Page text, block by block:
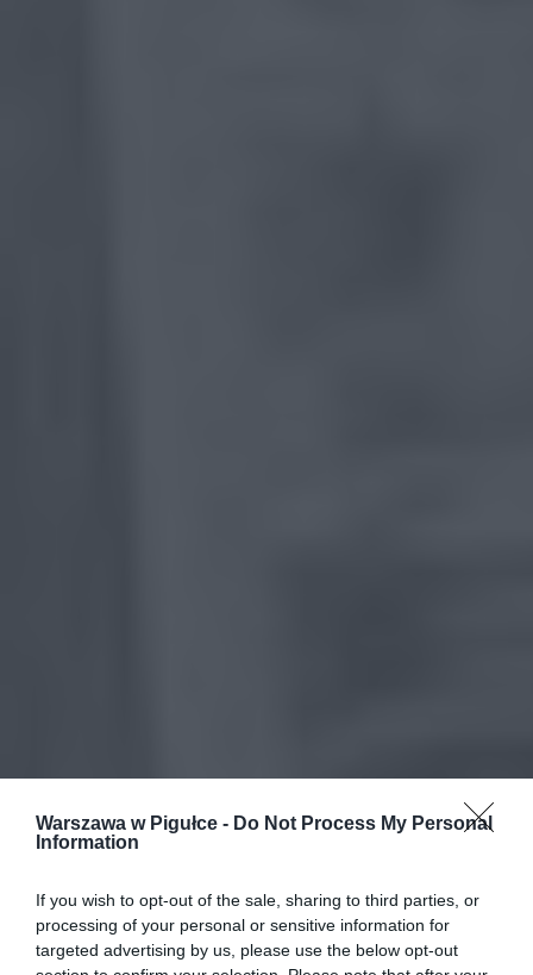
Warszawa w Pigułce - Do Not Process My Personal
Information
If you wish to opt-out of the sale, sharing to third parties, or
processing of your personal or sensitive information for
targeted advertising by us, please use the below opt-out